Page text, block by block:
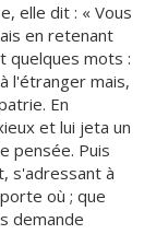
elle dit : « Vous
en retenant
quelques mots :
l'étranger mais,
En
et lui jeta un
pensée. Puis
s'adressant à
où ; que
demande